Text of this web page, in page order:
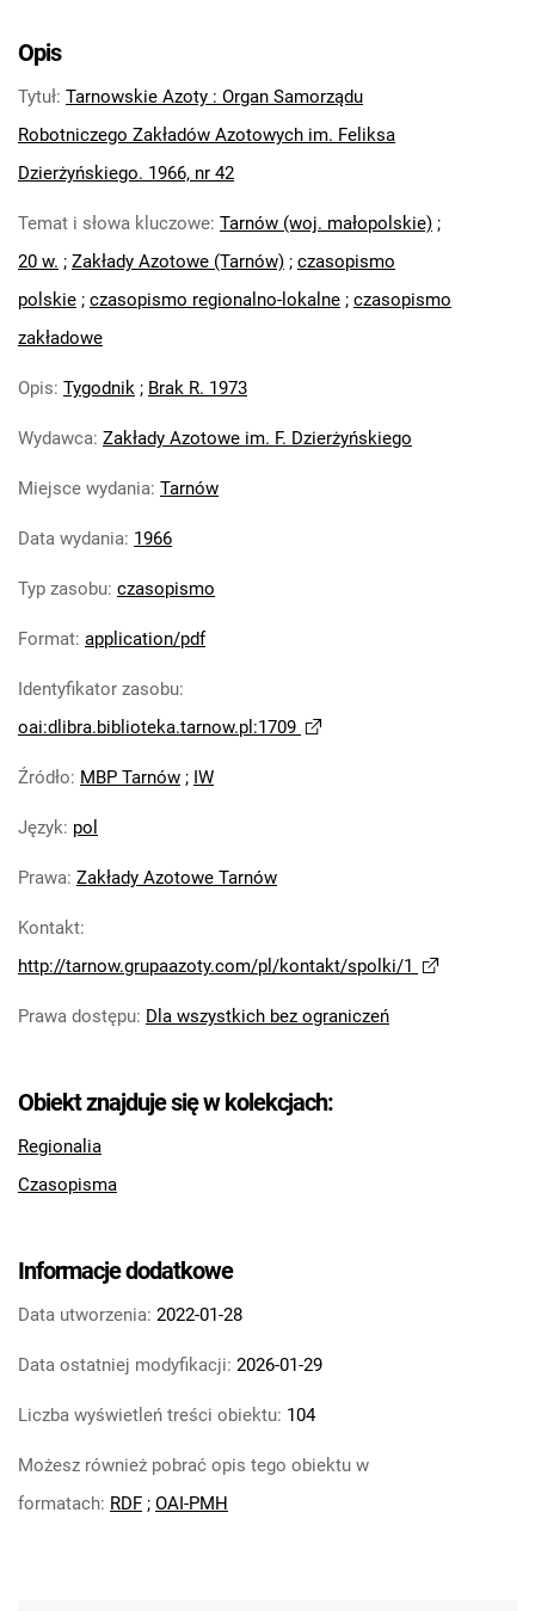
Tarnowskie Azoty : Organ Samorządu
Robotniczego Zakładów Azotowych im.
Feliksa Dzierżyńskiego. 1966, nr 6
Robotniczego Zakładów Azotowych im.
Feliksa Dzierżyńskiego. 1966, nr 7
Tarnowskie Azoty : Organ Samorządu
Tarnowskie Azoty : Organ Samorządu
Feliksa Dzierżyńskiego. 1966, nr 9
Robotniczego Zakładów Azotowych im.
Feliksa Dzierżyńskiego. 1966, nr 10
Robotniczego Zakładów Azotowych im.
Feliksa Dzierżyńskiego. 1966, nr 11
Robotniczego Zakładów Azotowych im.
Feliksa Dzierżyńskiego. 1966, nr 12
Robotniczego Zakładów Azotowych im.
Robotniczego Zakładów Azotowych im.
Robotniczego Zakładów Azotowych im.
Tarnowskie Azoty : Organ Samorządu
Feliksa Dzierżyńskiego. 1966, nr 16
Feliksa Dzierżyńskiego. 1966, nr 17
Feliksa Dzierżyńskiego. 1966, nr 18
Tarnowskie Azoty : Organ Samorządu
Feliksa Dzierżyńskiego. 1966, nr 19
Tarnowskie Azoty : Organ Samorządu
Feliksa Dzierżyńskiego. 1966, nr 20
Tarnowskie Azoty : Organ Samorządu
Opis
Tytuł: Tarnowskie Azoty : Organ Samorządu
Robotniczego Zakładów Azotowych im. Feliksa
Dzierżyńskiego. 1966, nr 42
Temat i słowa kluczowe: Tarnów (woj. małopolskie) ;
20 w. ; Zakłady Azotowe (Tarnów) ; czasopismo
polskie ; czasopismo regionalno-lokalne ; czasopismo
zakładowe
Opis: Tygodnik ; Brak R. 1973
Wydawca: Zakłady Azotowe im. F. Dzierżyńskiego
Miejsce wydania: Tarnów
Data wydania: 1966
Typ zasobu: czasopismo
Format: application/pdf
Identyfikator zasobu:
oai:dlibra.biblioteka.tarnow.pl:1709
Źródło: MBP Tarnów ; IW
Język: pol
Prawa: Zakłady Azotowe Tarnów
Kontakt:
http://tarnow.grupaazoty.com/pl/kontakt/spolki/1
Prawa dostępu: Dla wszystkich bez ograniczeń
Obiekt znajduje się w kolekcjach:
Regionalia
Czasopisma
Informacje dodatkowe
Data utworzenia: 2022-01-28
Data ostatniej modyfikacji: 2026-01-29
Liczba wyświetleń treści obiektu: 104
Możesz również pobrać opis tego obiektu w
formatach: RDF ; OAI-PMH